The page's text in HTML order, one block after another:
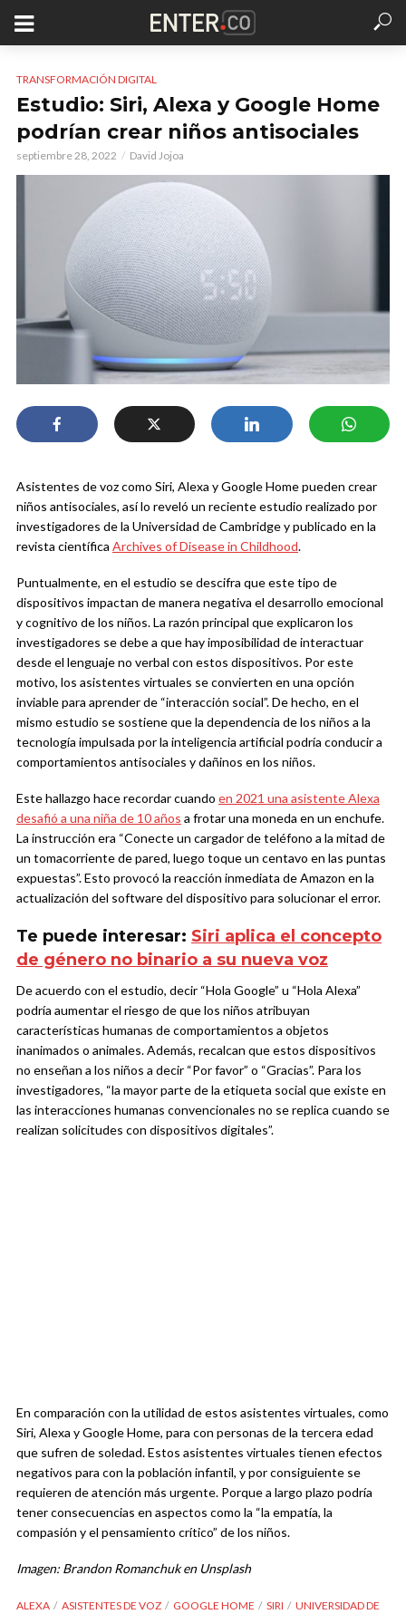
TRANSFORMACIÓN DIGITAL
Estudio: Siri, Alexa y Google Home
podrían crear niños antisociales
septiembre 28, 2022 David Jojoa
Asistentes de voz como Siri, Alexa y Google Home pueden crear
niños antisociales, así lo reveló un reciente estudio realizado por
investigadores de la Universidad de Cambridge y publicado en la
revista científica Archives of Disease in Childhood.
Puntualmente, en el estudio se descifra que este tipo de
dispositivos impactan de manera negativa el desarrollo emocional
y cognitivo de los niños. La razón principal que explicaron los
investigadores se debe a que hay imposibilidad de interactuar
desde el lenguaje no verbal con estos dispositivos. Por este
motivo, los asistentes virtuales se convierten en una opción
inviable para aprender de “interacción social”. De hecho, en el
mismo estudio se sostiene que la dependencia de los niños a la
tecnología impulsada por la inteligencia artificial podría conducir a
comportamientos antisociales y dañinos en los niños.
Este hallazgo hace recordar cuando en 2021 una asistente Alexa
desafió a una niña de 10 años a frotar una moneda en un enchufe.
La instrucción era “Conecte un cargador de teléfono a la mitad de
un tomacorriente de pared, luego toque un centavo en las puntas
expuestas”. Esto provocó la reacción inmediata de Amazon en la
actualización del software del dispositivo para solucionar el error.
Te puede interesar: Siri aplica el concepto
de género no binario a su nueva voz
De acuerdo con el estudio, decir “Hola Google” u “Hola Alexa”
podría aumentar el riesgo de que los niños atribuyan
características humanas de comportamientos a objetos
inanimados o animales. Además, recalcan que estos dispositivos
no enseñan a los niños a decir “Por favor” o “Gracias”. Para los
investigadores, “la mayor parte de la etiqueta social que existe en
las interacciones humanas convencionales no se replica cuando se
realizan solicitudes con dispositivos digitales”.
En comparación con la utilidad de estos asistentes virtuales, como
Siri, Alexa y Google Home, para con personas de la tercera edad
que sufren de soledad. Estos asistentes virtuales tienen efectos
negativos para con la población infantil, y por consiguiente se
requieren de atención más urgente. Porque a largo plazo podría
tener consecuencias en aspectos como la “la empatía, la
compasión y el pensamiento crítico” de los niños.
Imagen: Brandon Romanchuk en Unsplash
ALEXA ASISTENTES DE VOZ GOOGLE HOME SIRI
UNIVERSIDAD DE